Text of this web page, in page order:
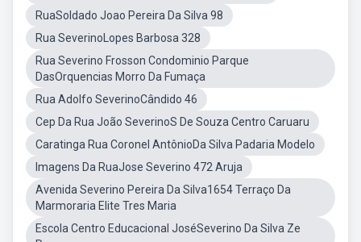
RuaSoldado Joao Pereira Da Silva 98
Rua SeverinoLopes Barbosa 328
Rua Severino Frosson Condominio Parque
DasOrquencias Morro Da Fumaça
Rua Adolfo SeverinoCândido 46
Cep Da Rua João SeverinoS De Souza Centro Caruaru
Caratinga Rua Coronel AntônioDa Silva Padaria Modelo
Imagens Da RuaJose Severino 472 Aruja
Avenida Severino Pereira Da Silva1654 Terraço Da
Marmoraria Elite Tres Maria
Escola Centro Educacional JoséSeverino Da Silva Ze